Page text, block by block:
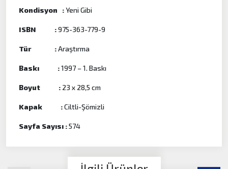
Kondisyon :Yeni Gibi
ISBN :975-363-779-9
Tür :Araştırma
Baskı :1997 – 1. Baskı
Boyut : 23 x 28,5 cm
Kapak :Ciltli-Şömizli
Sayfa Sayısı :574